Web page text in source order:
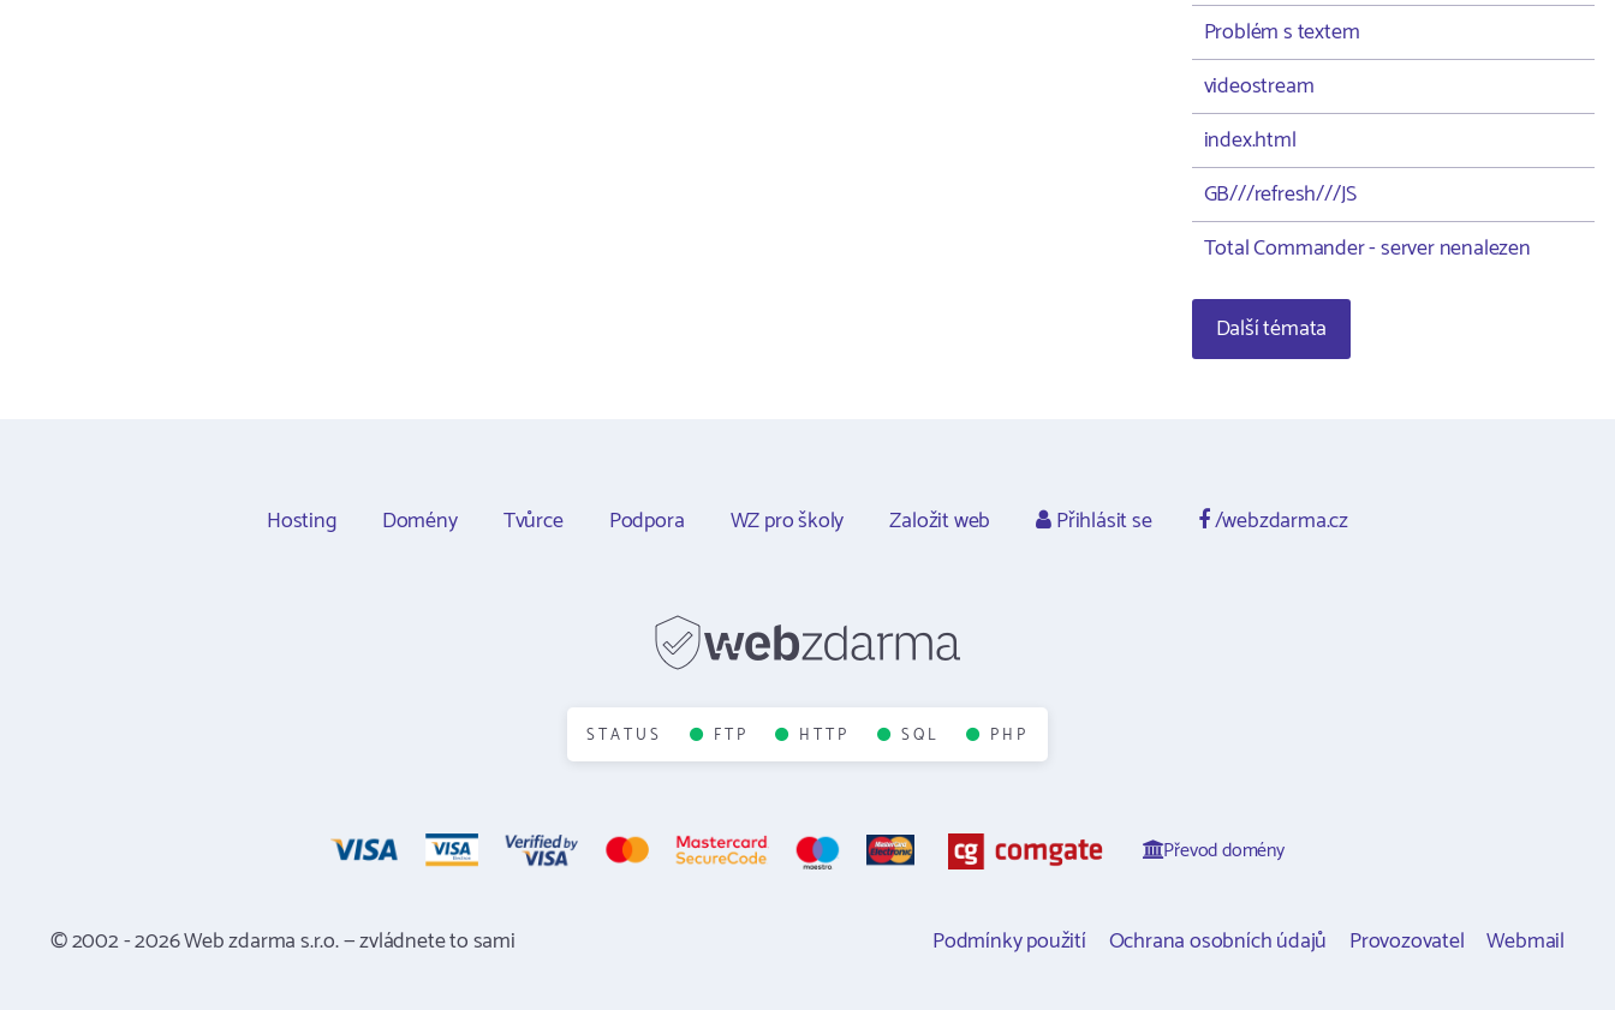
Problém s textem
videostream
index.html
GB///refresh///JS
Total Commander - server nenalezen
Další témata
Hosting Domény Tvůrce Podpora WZ pro školy Založit web Přihlásit se /webzdarma.cz
STATUS FTP HTTP SQL PHP
Převod domény
© 2002 - 2026 Web zdarma s.r.o. — zvládnete to sami Podmínky použití Ochrana osobních údajů Provozovatel Webmail